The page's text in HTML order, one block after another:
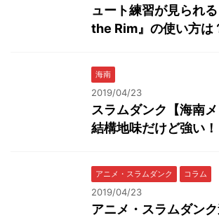
ュート練習が見られ
the Rim』の使い方は
海南
2019/04/23
スラムダンク【海南
結構地味だけど強い！
アニメ・スラムダンク コラム
2019/04/23
アニメ・スラムダン